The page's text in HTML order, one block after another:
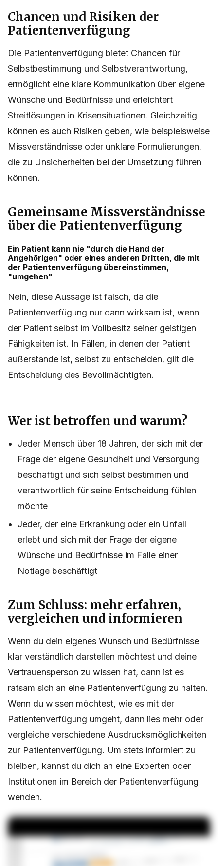
Chancen und Risiken der
Patientenverfügung
Die Patientenverfügung bietet Chancen für
Selbstbestimmung und Selbstverantwortung,
ermöglicht eine klare Kommunikation über eigene
Wünsche und Bedürfnisse und erleichtert
Streitlösungen in Krisensituationen. Gleichzeitig
können es auch Risiken geben, wie beispielsweise
Missverständnisse oder unklare Formulierungen,
die zu Unsicherheiten bei der Umsetzung führen
können.
Gemeinsame Missverständnisse
über die Patientenverfügung
Ein Patient kann nie "durch die Hand der
Angehörigen" oder eines anderen Dritten, die mit
der Patientenverfügung übereinstimmen,
"umgehen"
Nein, diese Aussage ist falsch, da die
Patientenverfügung nur dann wirksam ist, wenn
der Patient selbst im Vollbesitz seiner geistigen
Fähigkeiten ist. In Fällen, in denen der Patient
außerstande ist, selbst zu entscheiden, gilt die
Entscheidung des Bevollmächtigten.
Wer ist betroffen und warum?
Jeder Mensch über 18 Jahren, der sich mit der
Frage der eigene Gesundheit und Versorgung
beschäftigt und sich selbst bestimmen und
verantwortlich für seine Entscheidung fühlen
möchte
Jeder, der eine Erkrankung oder ein Unfall
erlebt und sich mit der Frage der eigene
Wünsche und Bedürfnisse im Falle einer
Notlage beschäftigt
Zum Schluss: mehr erfahren,
vergleichen und informieren
Wenn du dein eigenes Wunsch und Bedürfnisse
klar verständlich darstellen möchtest und deine
Vertrauensperson zu wissen hat, dann ist es
ratsam sich an eine Patientenverfügung zu halten.
Wenn du wissen möchtest, wie es mit der
Patientenverfügung umgeht, dann lies mehr oder
vergleiche verschiedene Ausdrucksmöglichkeiten
zur Patientenverfügung. Um stets informiert zu
bleiben, kannst du dich an eine Experten oder
Institutionen im Bereich der Patientenverfügung
wenden.